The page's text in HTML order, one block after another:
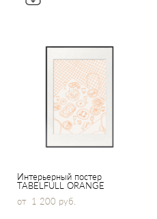
Интерьерный постер
TABELFULL ORANGE
от 1 200 pуб.